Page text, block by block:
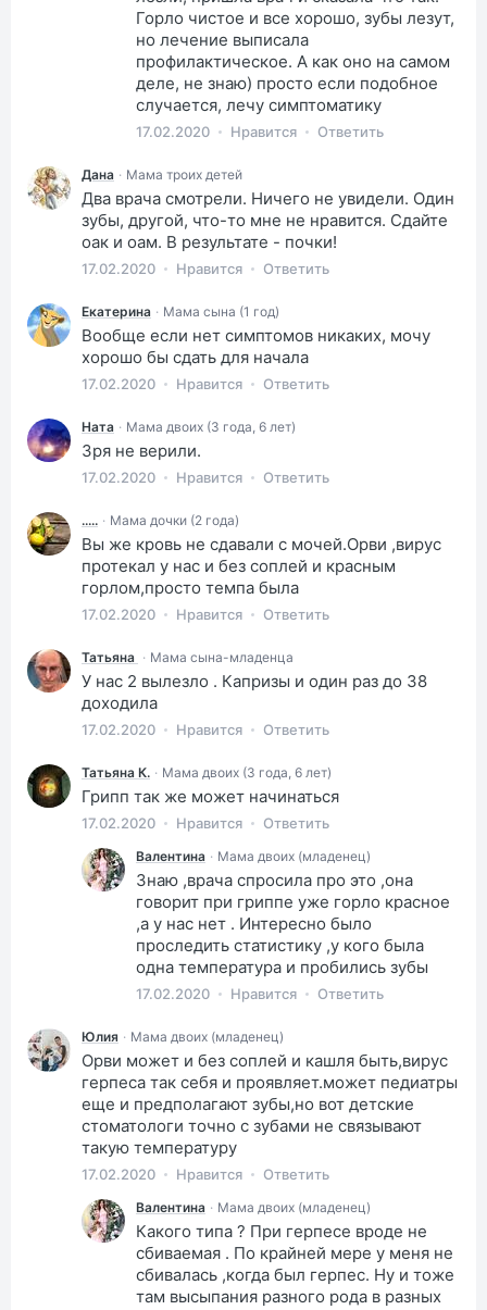
Горло чистое и все хорошо, зубы лезут,
но лечение выписала
профилактическое. А как оно на самом
деле, не знаю) просто если подобное
случается, лечу симптоматику
17.02.2020 Нравится Ответить
Дана · Мама троих детей
Два врача смотрели. Ничего не увидели. Один
зубы, другой, что-то мне не нравится. Сдайте
оак и оам. В результате - почки!
17.02.2020 Нравится Ответить
Екатерина · Мама сына (1 год)
Вообще если нет симптомов никаких, мочу
хорошо бы сдать для начала
17.02.2020 Нравится Ответить
Ната · Мама двоих (3 года, 6 лет)
Зря не верили.
17.02.2020 Нравится Ответить
..... · Мама дочки (2 года)
Вы же кровь не сдавали с мочей.Орви ,вирус
протекал у нас и без соплей и красным
горлом,просто темпа была
17.02.2020 Нравится Ответить
Татьяна · Мама сына-младенца
У нас 2 вылезло . Капризы и один раз до 38
доходила
17.02.2020 Нравится Ответить
Татьяна К. · Мама двоих (3 года, 6 лет)
Грипп так же может начинаться
17.02.2020 Нравится Ответить
Валентина · Мама двоих (младенец)
Знаю ,врача спросила про это ,она
говорит при гриппе уже горло красное
,а у нас нет . Интересно было
проследить статистику ,у кого была
одна температура и пробились зубы
17.02.2020 Нравится Ответить
Юлия · Мама двоих (младенец)
Орви может и без соплей и кашля быть,вирус
герпеса так себя и проявляет.может педиатры
еще и предполагают зубы,но вот детские
стоматологи точно с зубами не связывают
такую температуру
17.02.2020 Нравится Ответить
Валентина · Мама двоих (младенец)
Какого типа ? При герпесе вроде не
сбиваемая . По крайней мере у меня не
сбивалась ,когда был герпес. Ну и тоже
там высыпания разного рода в разных